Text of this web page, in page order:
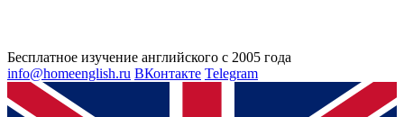
Бесплатное изучение английского с 2005 года
info@homeenglish.ru ВКонтакте Telegram